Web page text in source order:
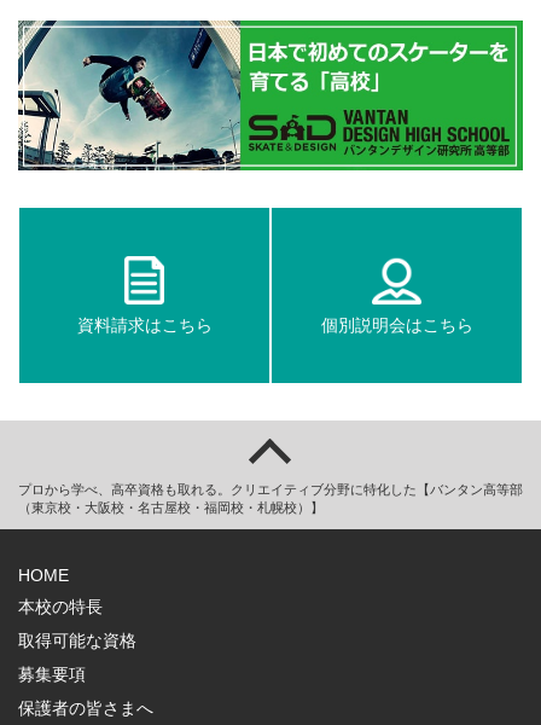
資料請求はこちら 個別説明会はこちら
プロから学べ、高卒資格も取れる。クリエイティブ分野に特化した【バンタン高等部
（東京校・大阪校・名古屋校・福岡校・札幌校）】
HOME
本校の特長
取得可能な資格
募集要項
保護者の皆さまへ